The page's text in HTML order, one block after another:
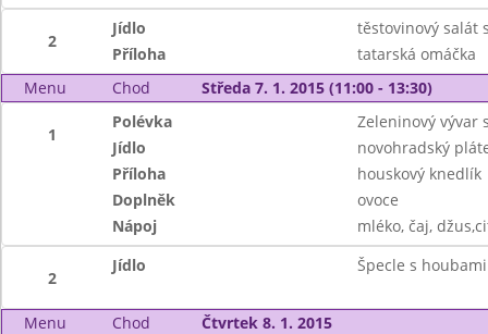
2
Jídlo
těstovinový salát
Příloha
tatarská omáčka
Menu
Chod Středa 7. 1. 2015 (11:00 - 13:30)
1
Polévka
Zeleninový vývar
Jídlo
novohradský
Příloha
houskový knedlík
Doplněk
ovoce
Nápoj
mléko, čaj,
2
Jídlo Špecle s houbami
Menu Chod
Čtvrtek 8. 1. 2015